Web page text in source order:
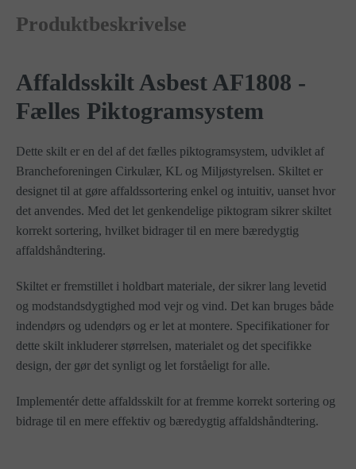
Produktbeskrivelse
Affaldsskilt Asbest AF1808 -
Fælles Piktogramsystem
Dette skilt er en del af det fælles piktogramsystem, udviklet af
Brancheforeningen Cirkulær, KL og Miljøstyrelsen. Skiltet er
designet til at gøre affaldssortering enkel og intuitiv, uanset hvor
det anvendes. Med det let genkendelige piktogram sikrer skiltet
korrekt sortering, hvilket bidrager til en mere bæredygtig
affaldshåndtering.
Skiltet er fremstillet i holdbart materiale, der sikrer lang levetid
og modstandsdygtighed mod vejr og vind. Det kan bruges både
indendørs og udendørs og er let at montere. Specifikationer for
dette skilt inkluderer størrelsen, materialet og det specifikke
design, der gør det synligt og let forståeligt for alle.
Implementér dette affaldsskilt for at fremme korrekt sortering og
bidrage til en mere effektiv og bæredygtig affaldshåndtering.